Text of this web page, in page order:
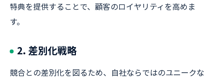
特典を提供することで、顧客のロイヤリティを高めま
す。
2. 差別化戦略
競合との差別化を図るため、自社ならではのユニークな